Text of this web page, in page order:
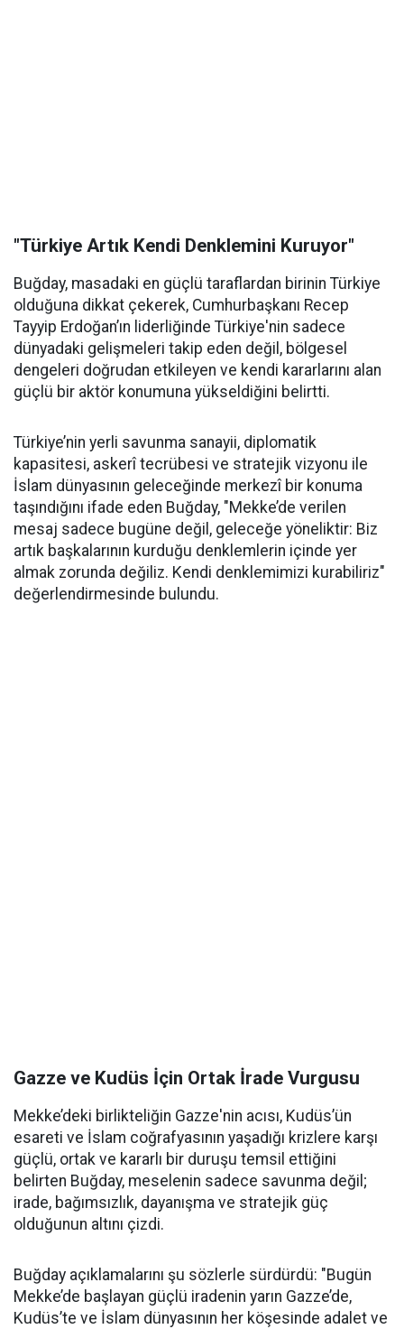
"Türkiye Artık Kendi Denklemini Kuruyor"
Buğday, masadaki en güçlü taraflardan birinin Türkiye
olduğuna dikkat çekerek, Cumhurbaşkanı Recep
Tayyip Erdoğan’ın liderliğinde Türkiye'nin sadece
dünyadaki gelişmeleri takip eden değil, bölgesel
dengeleri doğrudan etkileyen ve kendi kararlarını alan
güçlü bir aktör konumuna yükseldiğini belirtti.
Türkiye’nin yerli savunma sanayii, diplomatik
kapasitesi, askerî tecrübesi ve stratejik vizyonu ile
İslam dünyasının geleceğinde merkezî bir konuma
taşındığını ifade eden Buğday, "Mekke’de verilen
mesaj sadece bugüne değil, geleceğe yöneliktir: Biz
artık başkalarının kurduğu denklemlerin içinde yer
almak zorunda değiliz. Kendi denklemimizi kurabiliriz"
değerlendirmesinde bulundu.
Gazze ve Kudüs İçin Ortak İrade Vurgusu
Mekke’deki birlikteliğin Gazze'nin acısı, Kudüs’ün
esareti ve İslam coğrafyasının yaşadığı krizlere karşı
güçlü, ortak ve kararlı bir duruşu temsil ettiğini
belirten Buğday, meselenin sadece savunma değil;
irade, bağımsızlık, dayanışma ve stratejik güç
olduğunun altını çizdi.
Buğday açıklamalarını şu sözlerle sürdürdü: "Bugün
Mekke’de başlayan güçlü iradenin yarın Gazze’de,
Kudüs’te ve İslam dünyasının her köşesinde adalet ve